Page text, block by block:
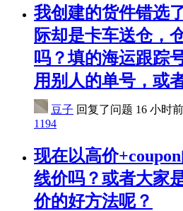
我创建的货件错选
际却是卡车送仓，
吗？填的海运跟踪
用别人的单号，或
豆子 回复了问题 16 小时前
1194
现在以高价
线价吗？或者大家
价的好方法呢？